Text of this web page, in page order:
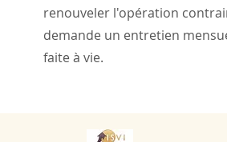
renouveler l'opération
demande un entretien
faite à vie.